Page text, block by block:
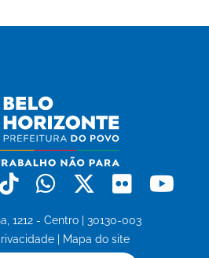
LinkedinTiktokWhatsapp
X Flickr
1212 - Centro | 30130-003
Mapa do site